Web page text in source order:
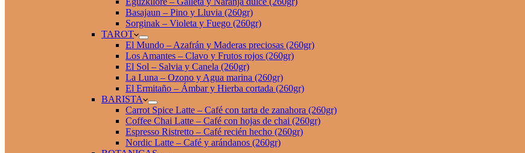
Basajaun – Pino y Lluvia (260gr)
Sorginak – Violeta y Fuego (260gr)
TAROT
El Mundo – Azafrán y Maderas preciosas (260gr)
Los Amantes – Clavo y Frutos rojos (260gr)
El Sol – Salvia y Canela (260gr)
La Luna – Ozono y Agua marina (260gr)
El Ermitaño – Ámbar y Hierba cortada (260gr)
BARISTA
Carrot Spice Latte – Café con tarta de zanahora (260gr)
Coffee Chai Latte – Café con hojas de chai (260gr)
Espresso Ristretto – Café recién hecho (260gr)
Nordic Latte – Café y arándanos (260gr)